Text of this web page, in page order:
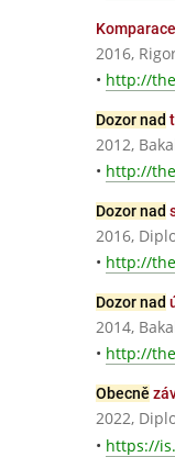
2016,
• http://
Dozor nad
2012,
• http://
Dozor nad
2016,
• http://
Dozor nad
2014,
• http://
Obecně
2022,
• https://